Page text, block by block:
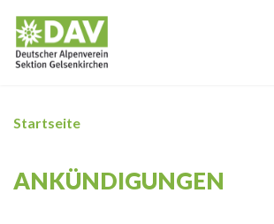
Startseite
ANKÜNDIGUNGEN